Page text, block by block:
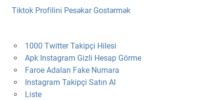
Tiktok Profilini Pesəkar Gostərmək
1000 Twitter Takipçi Hilesi
Apk Instagram Gizli Hesap Görme
Faroe Adaları Fake Numara
Instagram Takipçi Satın Al
Liste